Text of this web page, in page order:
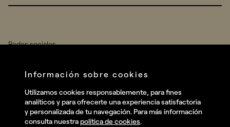
Contact
Redes sociales
Facebook
Información sobre cookies
Utilizamos cookies responsablemente, para fines
analíticos y para ofrecerte una experiencia satisfactoria
y personalizada de tu navegación. Para más información
consulta nuestra política de cookies.